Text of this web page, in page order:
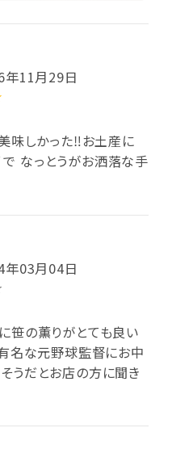
年11月29日
味しかった‼お土産に
で なっとうがお洒落な手
年03月04日
笹の薫りがとても良い
名な元野球監督にお中
うだとお店の方に聞き